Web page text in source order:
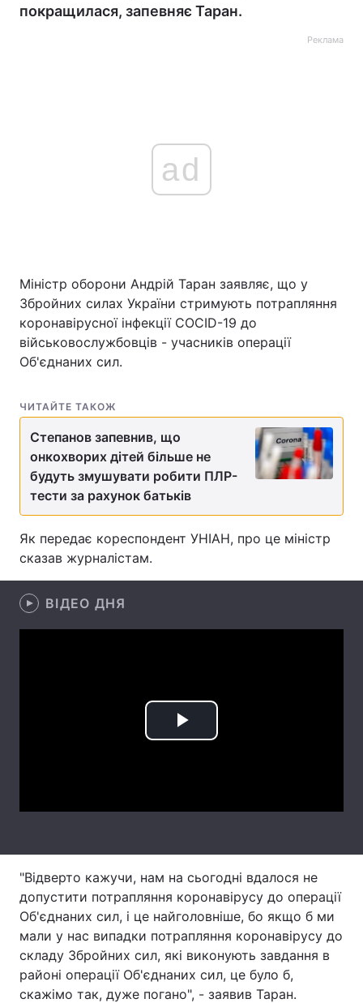
Головна Війна
Україна Політика
Економіка
Зброя Інциденти
Здоров'я
Цікавинки Погода
Лонгріди
Тема оформлення
покращилася, запевняє Таран.
Реклама
ad
Міністр оборони Андрій Таран заявляє, що у
Збройних силах України стримують потрапляння
коронавірусної інфекції COCID-19 до
військовослужбовців - учасників операції
Об'єднаних сил.
ЧИТАЙТЕ ТАКОЖ
Степанов запевнив, що
онкохворих дітей більше не
будуть змушувати робити ПЛР-
тести за рахунок батьків
Як передає кореспондент УНІАН, про це міністр
сказав журналістам.
ВІДЕО ДНЯ
Play
"Відверто кажучи, нам на сьогодні вдалося не
допустити потрапляння коронавірусу до операції
Об'єднаних сил, і це найголовніше, бо якщо б ми
мали у нас випадки потрапляння коронавірусу до
складу Збройних сил, які виконують завдання в
районі операції Об'єднаних сил, це було б,
скажімо так, дуже погано", - заявив Таран.